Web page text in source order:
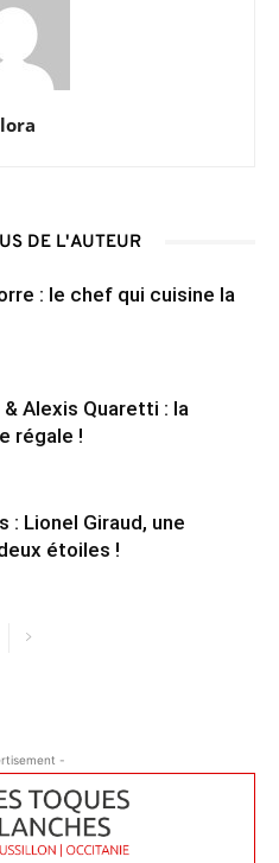
DE L'AUTEUR
: le chef qui cuisine la
& Alexis Quaretti : la
régale !
: Lionel Giraud, une
étoiles !
-